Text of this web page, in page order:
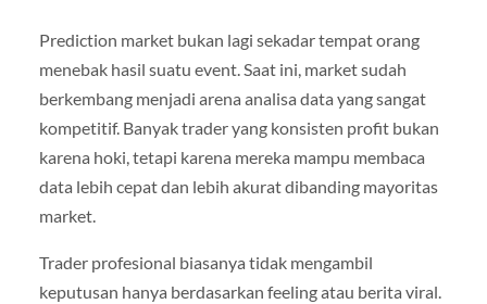
Prediction market bukan lagi sekadar tempat orang
menebak hasil suatu event. Saat ini, market sudah
berkembang menjadi arena analisa data yang sangat
kompetitif. Banyak trader yang konsisten profit bukan
karena hoki, tetapi karena mereka mampu membaca
data lebih cepat dan lebih akurat dibanding mayoritas
market.
Trader profesional biasanya tidak mengambil
keputusan hanya berdasarkan feeling atau berita viral.